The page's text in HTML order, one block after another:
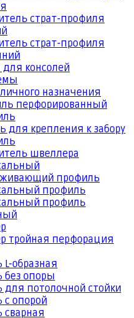
страт-профиля
страт-профиля
для консолей
назначения
перфорированный
для крепления к забору
швеллера
профиль
профиль
профиль
тройная перфорация
L-образная
без опоры
для потолочной стойки
с опорой
сварная